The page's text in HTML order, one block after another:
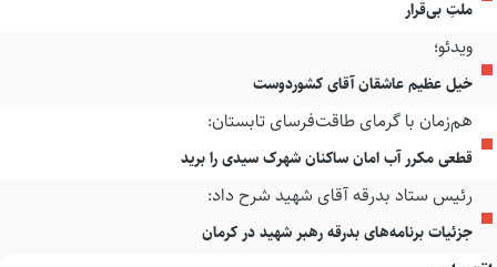
ملتِ بی‌قرار
ویدئو؛
خیل عظیم عاشقان آقای کشوردوست
هم‌زمان با گرمای طاقت‌فرسای تابستان:
قطعی مکرر آب امان ساکنان شهرک سیدی را برید
رئیس ستاد بدرقه آقای شهید شرح داد:
جزئیات برنامه‌های بدرقه رهبر شهید در کرمان